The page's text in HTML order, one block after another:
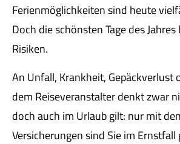
Ferienmöglichkeiten sind heute
Doch die schönsten Tage des
Risiken.
An Unfall, Krankheit, Gepäckverlust
dem Reiseveranstalter denkt zwar
doch auch im Urlaub gilt: nur mit
Versicherungen sind Sie im